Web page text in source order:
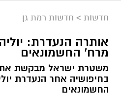
חדשות > חדשות רמת גן
מרח' החשמונאים
משטרת ישראל מבקשת את
החשמונאים